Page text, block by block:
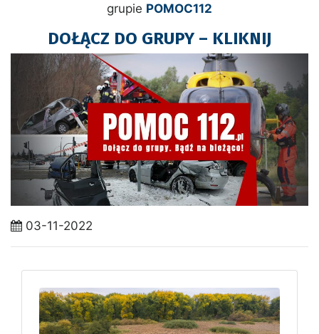
grupie POMOC112
DOŁĄCZ DO GRUPY – KLIKNIJ
03-11-2022